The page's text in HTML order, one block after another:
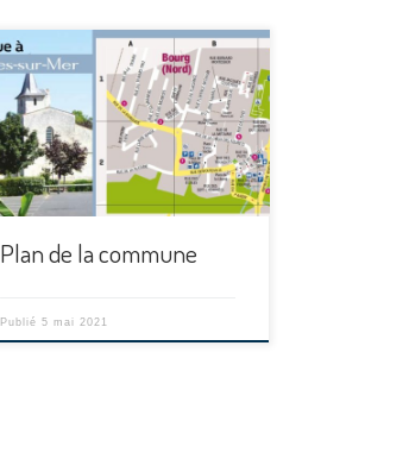
Plan de la commune
Publié5 mai 2021